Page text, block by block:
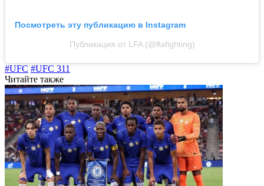
Посмотреть эту публикацию в Instagram
Публикация от LFA (@lfafighting)
#UFC #UFC 311
Читайте также